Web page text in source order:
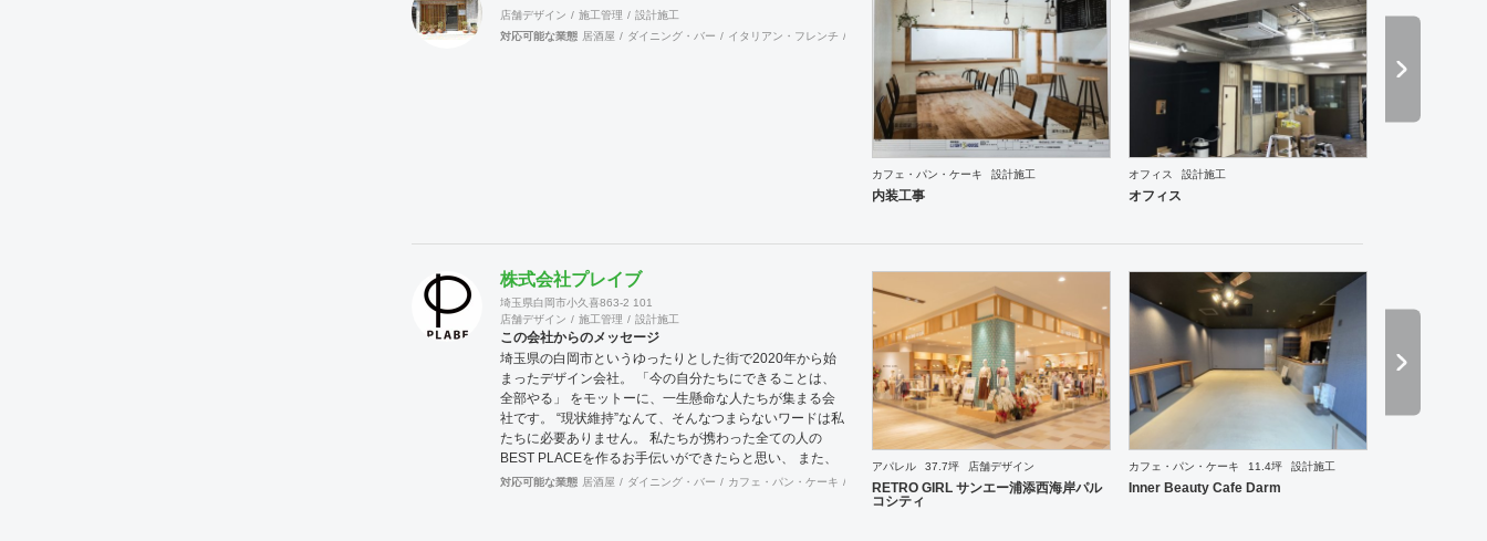
店舗デザイン 施工管理
設計施工
対応可能な業態 居酒屋 ダイニング・バー イタリアン・フレンチ カフェ・パン・ケーキ ラーメン・そば・うどん 焼肉・中華料理・韓国料理 その他 オフィス イベントブース・ショー
カフェ・パン・ケーキ 設計施工
内装工事
オフィス 設計施工
オフィス
株式会社プレイブ
埼玉県白岡市小久喜863-2 101
店舗デザイン
施工管理 設計施工
この会社からのメッセージ
埼玉県の白岡市というゆったりとした街で2020年から始
まったデザイン会社。 「今の自分たちにできることは、
全部やる」 をモットーに、一生懸命な人たちが集まる会
社です。 “現状維持”なんて、そんなつまらないワードは私
たちに必要ありません。 私たちが携わった全ての人の
BEST PLACEを作るお手伝いができたらと思い、 また、
それをいつも忘れないためにもPLABE-プレイブ-という社
対応可能な業態 居酒屋 ダイニング・バー カフェ・パン・ケーキ 焼肉・中華料理・韓国料理 スポーツ・ジム アパレル インテリア・雑貨 趣味・文化
アパレル 37.7坪 店舗デザイン
RETRO GIRL サンエー浦添西海岸パル
コシティ
カフェ・パン・ケーキ 11.4坪 設計施工
Inner Beauty Cafe Darm